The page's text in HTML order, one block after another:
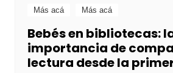
Más acá Más acá
Bebés en bibliotecas:
importancia de
lectura desde la